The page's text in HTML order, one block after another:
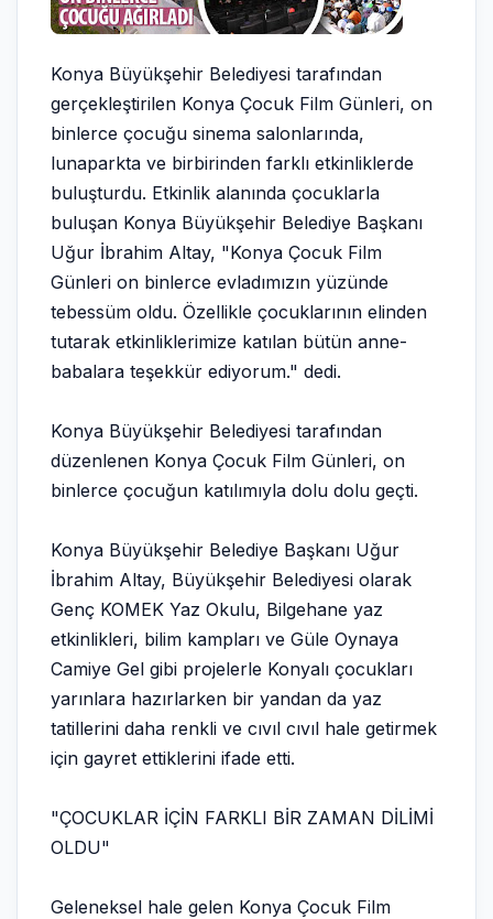
Konya Büyükşehir Belediyesi tarafından
gerçekleştirilen Konya Çocuk Film Günleri, on
binlerce çocuğu sinema salonlarında,
lunaparkta ve birbirinden farklı etkinliklerde
buluşturdu. Etkinlik alanında çocuklarla
buluşan Konya Büyükşehir Belediye Başkanı
Uğur İbrahim Altay, "Konya Çocuk Film
Günleri on binlerce evladımızın yüzünde
tebessüm oldu. Özellikle çocuklarının elinden
tutarak etkinliklerimize katılan bütün anne-
babalara teşekkür ediyorum." dedi.
Konya Büyükşehir Belediyesi tarafından
düzenlenen Konya Çocuk Film Günleri, on
binlerce çocuğun katılımıyla dolu dolu geçti.
Konya Büyükşehir Belediye Başkanı Uğur
İbrahim Altay, Büyükşehir Belediyesi olarak
Genç KOMEK Yaz Okulu, Bilgehane yaz
etkinlikleri, bilim kampları ve Güle Oynaya
Camiye Gel gibi projelerle Konyalı çocukları
yarınlara hazırlarken bir yandan da yaz
tatillerini daha renkli ve cıvıl cıvıl hale getirmek
için gayret ettiklerini ifade etti.
"ÇOCUKLAR İÇİN FARKLI BİR ZAMAN DİLİMİ
OLDU"
Geleneksel hale gelen Konya Çocuk Film